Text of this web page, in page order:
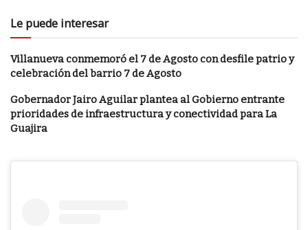
Le puede interesar
Villanueva conmemoró el 7 de Agosto con desfile patrio y
celebración del barrio 7 de Agosto
Gobernador Jairo Aguilar plantea al Gobierno entrante
prioridades de infraestructura y conectividad para La
Guajira